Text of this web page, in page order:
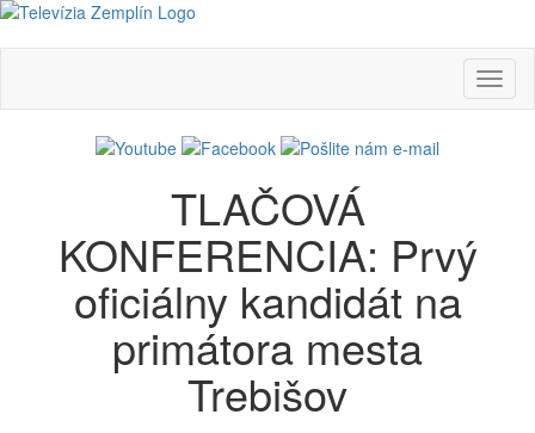
TLAČOVÁ
KONFERENCIA: Prvý
oficiálny kandidát na
primátora mesta
Trebišov